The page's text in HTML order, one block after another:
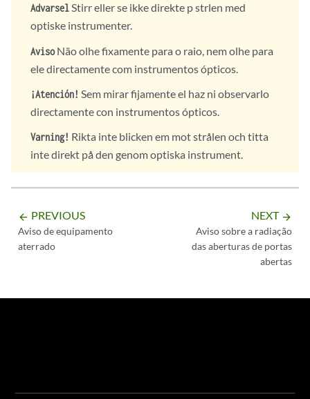
AdvarselStirr eller se ikke direkte p strlen med
optiske instrumenter.
AvisoNão olhe fixamente para o raio, nem olhe para
ele directamente com instrumentos ópticos.
¡Atención! Sem mirar fijamente el haz ni observarlo
directamente con instrumentos ópticos.
Varning! Rikta inte blicken em mot strålen och titta
inte direkt på den genom optiska instrument.
arrow_backward PREVIOUS
Aviso de equipamento
aterrado
NEXT arrow_forward
Aviso sobre a radiação
das aberturas de portas
abertas